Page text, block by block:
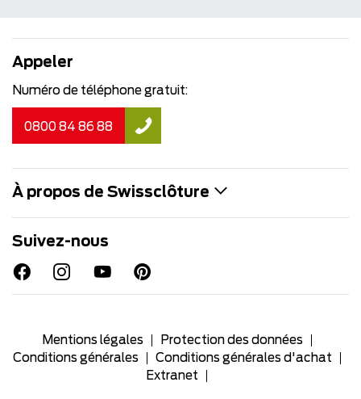
Appeler
Numéro de téléphone gratuit:
0800 84 86 88
À propos de Swissclôture
Suivez-nous
Mentions légales
Protection des données
Conditions générales
Conditions générales d'achat
Extranet